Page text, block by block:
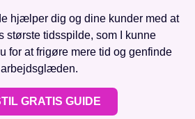
hjælper dig og dine kunder med at
største tidsspilde, som I kunne
for at frigøre mere tid og genfinde
arbejdsglæden.
GRATIS GUIDE